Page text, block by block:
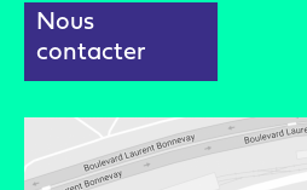
Nous
contacter